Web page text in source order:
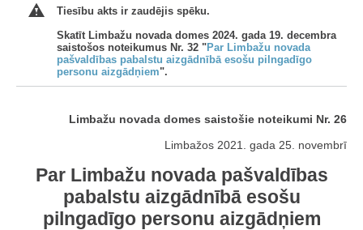
Tiesību akts ir zaudējis spēku.
Skatīt Limbažu novada domes 2024. gada 19. decembra
saistošos noteikumus Nr. 32 "Par Limbažu novada
pašvaldības pabalstu aizgādnībā esošu pilngadīgo
personu aizgādņiem".
Limbažu novada domes saistošie noteikumi Nr. 26
Limbažos 2021. gada 25. novembrī
Par Limbažu novada pašvaldības
pabalstu aizgādnībā esošu
pilngadīgo personu aizgādņiem